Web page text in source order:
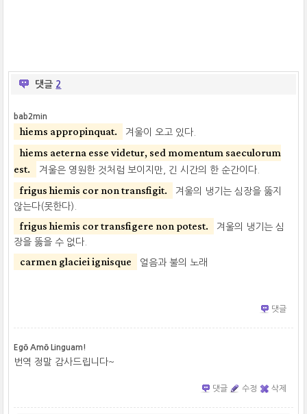
댓글 2
bab2min
hiems appropinquat. 겨울이 오고 있다.
hiems aeterna esse videtur, sed momentum saeculorum
est.
겨울은 영원한 것처럼 보이지만, 긴 시간의 한 순간이다.
frigus hiemis cor non transfigit.
겨울의 냉기는 심장을 뚫지
않는다(못한다).
frigus hiemis cor transfigere non potest.
겨울의 냉기는 심
장을 뚫을 수 없다.
carmen glaciei ignisque 얼음과 불의 노래
댓글
Egō Amō Linguam!
번역 정말 감사드립니다~
댓글 수정 삭제